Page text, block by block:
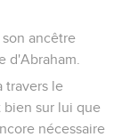
ancêtre
d'Abraham.
travers le
bien sur lui que
nécessaire